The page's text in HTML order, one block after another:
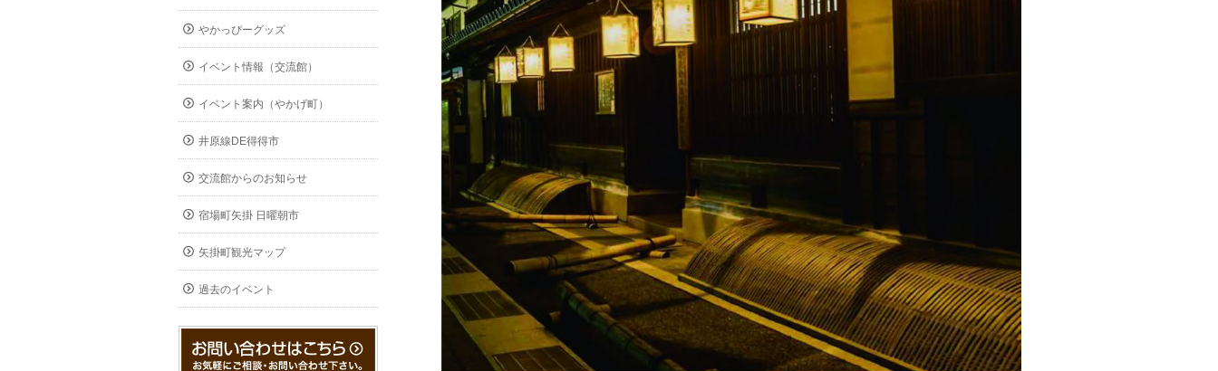
やかっぴーグッズ
イベント情報（交流館）
イベント案内（やかげ町）
井原線DE得得市
交流館からのお知らせ
宿場町矢掛 日曜朝市
矢掛町観光マップ
過去のイベント